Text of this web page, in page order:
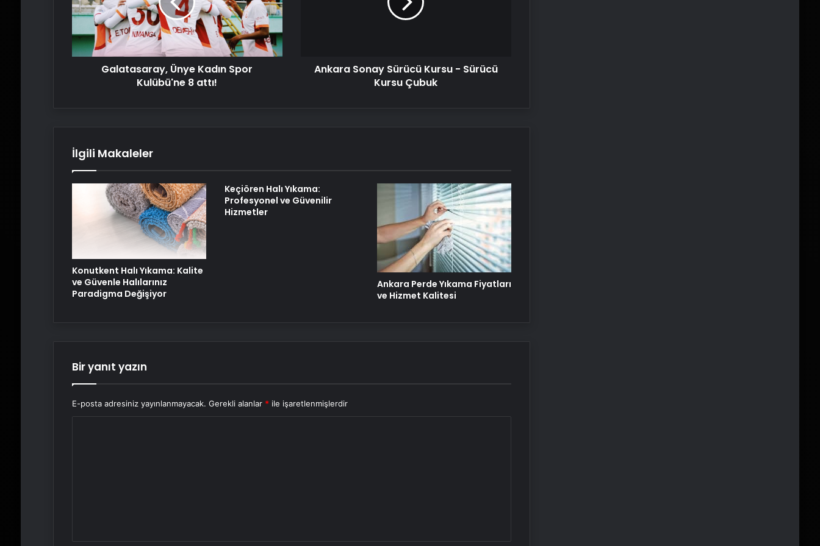
Nişantaşı Üniversitesi’nden 2026 YKS
Metro İnternet Nedir ve Nasıl Seçilir
Ortopodoloji İle Diyabetik Ayak
Yarası Tedavisi
Kulübü'ne
8
Galatasaray, Ünye Kadın Spor
Kulübü'ne 8 attı!
Ankara Sonay Sürücü Kursu - Sürücü
Kursu Çubuk
İlgili Makaleler
Konutkent Halı Yıkama: Kalite
ve Güvenle Halılarınız
Paradigma Değişiyor
Keçiören Halı Yıkama:
Profesyonel ve Güvenilir
Hizmetler
Ankara Perde Yıkama Fiyatları
ve Hizmet Kalitesi
Bir yanıt yazın
E-posta adresiniz yayınlanmayacak. Gerekli alanlar * ile işaretlenmişlerdir